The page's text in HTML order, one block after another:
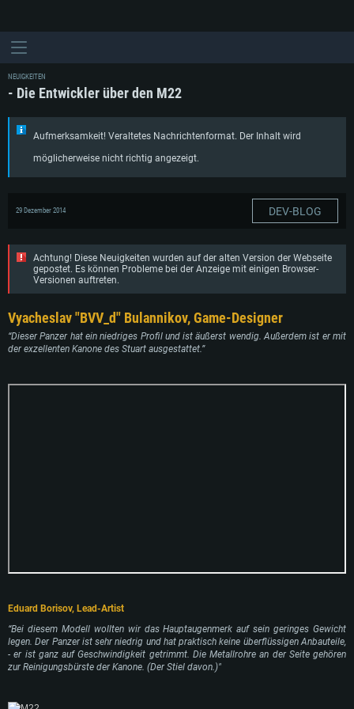
NEUIGKEITEN
- Die Entwickler über den M22
Aufmerksamkeit! Veraltetes Nachrichtenformat. Der Inhalt wird
möglicherweise nicht richtig angezeigt.
29 Dezember 2014 DEV-BLOG
Achtung! Diese Neuigkeiten wurden auf der alten Version der Webseite
gepostet. Es können Probleme bei der Anzeige mit einigen Browser-
Versionen auftreten.
Vyacheslav "BVV_d" Bulannikov, Game-Designer
“Dieser Panzer hat ein niedriges Profil und ist äußerst wendig. Außerdem ist er mit
der exzellenten Kanone des Stuart ausgestattet.”
Eduard Borisov, Lead-Artist
“Bei diesem Modell wollten wir das Hauptaugenmerk auf sein geringes Gewicht
legen. Der Panzer ist sehr niedrig und hat praktisch keine überflüssigen Anbauteile,
- er ist ganz auf Geschwindigkeit getrimmt. Die Metallrohre an der Seite gehören
zur Reinigungsbürste der Kanone. (Der Stiel davon.)"